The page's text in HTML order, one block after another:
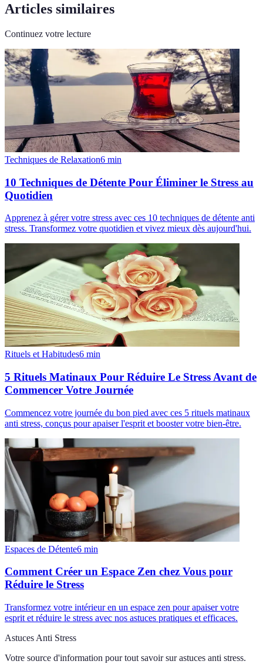
Articles similaires
Continuez votre lecture
Techniques de Relaxation6 min
10 Techniques de Détente Pour Éliminer le Stress au
Quotidien
Apprenez à gérer votre stress avec ces 10 techniques de détente anti
stress. Transformez votre quotidien et vivez mieux dès aujourd'hui.
Rituels et Habitudes6 min
5 Rituels Matinaux Pour Réduire Le Stress Avant de
Commencer Votre Journée
Commencez votre journée du bon pied avec ces 5 rituels matinaux
anti stress, conçus pour apaiser l'esprit et booster votre bien-être.
Espaces de Détente6 min
Comment Créer un Espace Zen chez Vous pour
Réduire le Stress
Transformez votre intérieur en un espace zen pour apaiser votre
esprit et réduire le stress avec nos astuces pratiques et efficaces.
Astuces Anti Stress
Votre source d'information pour tout savoir sur astuces anti stress.